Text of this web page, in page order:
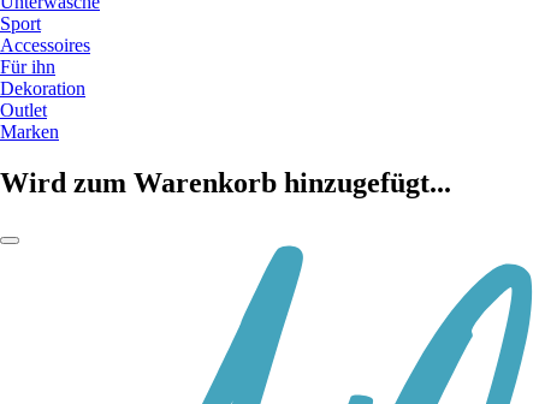
Sport
Accessoires
Für ihn
Dekoration
Outlet
Marken
Wird zum Warenkorb hinzugefügt...